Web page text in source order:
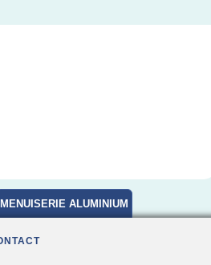
MENUISERIE ALUMINIUM